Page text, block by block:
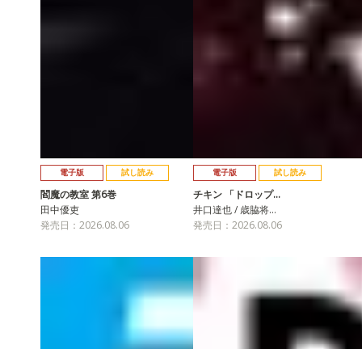
電子版 試し読み
閻魔の教室 第6巻
田中優吏
発売日：2026.08.06
電子版 試し読み
チキン 「ドロップ…
井口達也 / 歳脇将…
発売日：2026.08.06